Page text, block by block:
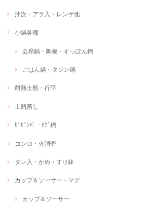
汁次・アラ入・レンゲ他
小鍋各種
会席鍋・陶板・すっぽん鍋
ごはん鍋・タジン鍋
耐熱土瓶・行平
土瓶蒸し
ﾋﾞﾋﾞﾝﾊﾞ・ﾁｹﾞ鍋
コンロ・火消壺
タレ入・かめ・すり鉢
カップ＆ソーサー・マグ
カップ＆ソーサー